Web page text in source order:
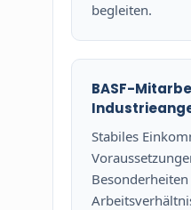
begleiten.
BASF-
Stabiles